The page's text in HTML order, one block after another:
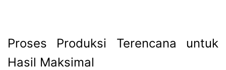
Proses Produksi Terencana untuk
Hasil Maksimal